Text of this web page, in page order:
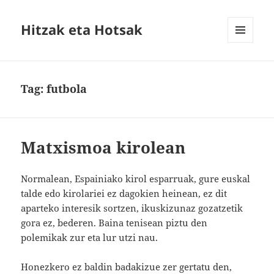
Hitzak eta Hotsak
Tag:futbola
Matxismoa kirolean
Normalean, Espainiako kirol esparruak, gure euskal
talde edo kirolariei ez dagokien heinean, ez dit
aparteko interesik sortzen, ikuskizunaz gozatzetik
gora ez, bederen. Baina tenisean piztu den
polemikak zur eta lur utzi nau.
Honezkero ez baldin badakizue zer gertatu den,